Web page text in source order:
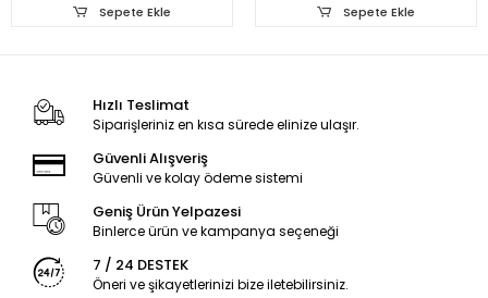
Sepete Ekle Sepete Ekle
Hızlı Teslimat
Siparişleriniz en kısa sürede elinize ulaşır.
Güvenli Alışveriş
Güvenli ve kolay ödeme sistemi
Geniş Ürün Yelpazesi
Binlerce ürün ve kampanya seçeneği
7 / 24 DESTEK
Öneri ve şikayetlerinizi bize iletebilirsiniz.